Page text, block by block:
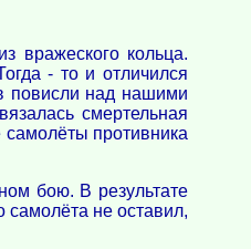
вражеского кольца.
- то и отличился
повисли над нашими
смертельная
противника
бою. В результате
самолёта не оставил,